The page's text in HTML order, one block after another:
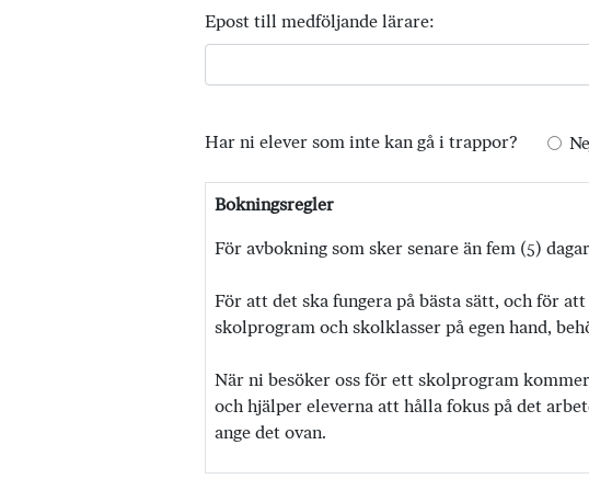
Epost till medföljande lärare:
Har ni elever som inte kan gå i trappor?
Bokningsregler
För avbokning som sker senare än fem (5)
För att det ska fungera på bästa sätt, och för
skolprogram och skolklasser på egen hand,
När ni besöker oss för ett skolprogram
och hjälper eleverna att hålla fokus på det
ange det ovan.